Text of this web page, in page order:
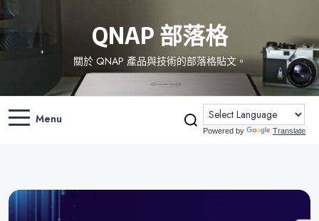
QNAP 部落格
關於 QNAP 產品與技術的部落格貼文。
Menu
Powered by Translate